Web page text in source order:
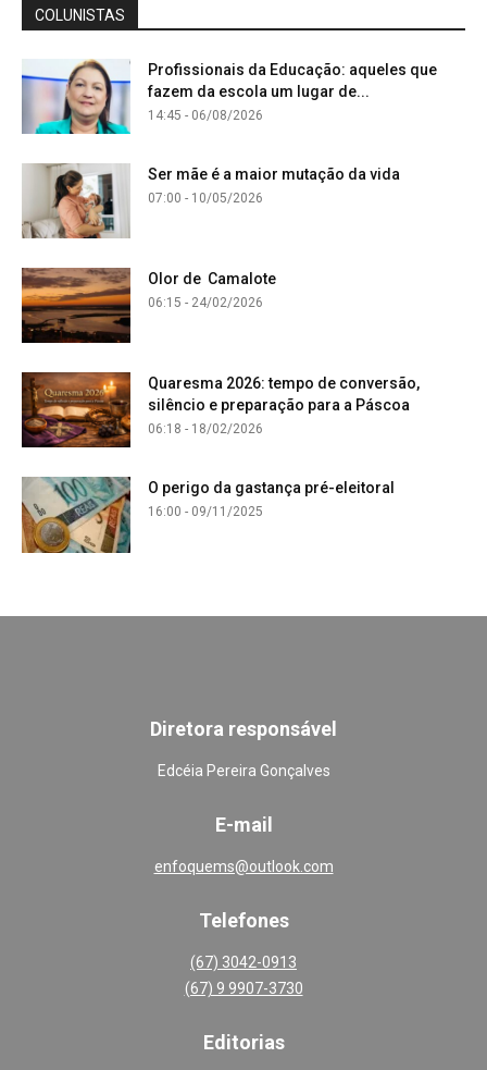
COLUNISTAS
Profissionais da Educação: aqueles que
fazem da escola um lugar de...
14:45 - 06/08/2026
Ser mãe é a maior mutação da vida
07:00 - 10/05/2026
Olor de Camalote
06:15 - 24/02/2026
Quaresma 2026: tempo de conversão,
silêncio e preparação para a Páscoa
06:18 - 18/02/2026
O perigo da gastança pré-eleitoral
16:00 - 09/11/2025
Diretora responsável
Edcéia Pereira Gonçalves
E-mail
enfoquems@outlook.com
Telefones
(67) 3042-0913
(67) 9 9907-3730
Editorias